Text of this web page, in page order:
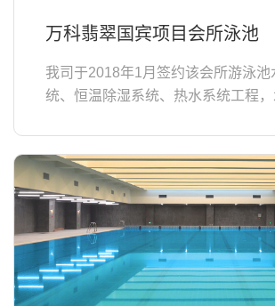
万科翡翠国宾项目会所泳池
我司于2018年1月签约该会所游泳池
统、恒温除湿系统、热水系统工程